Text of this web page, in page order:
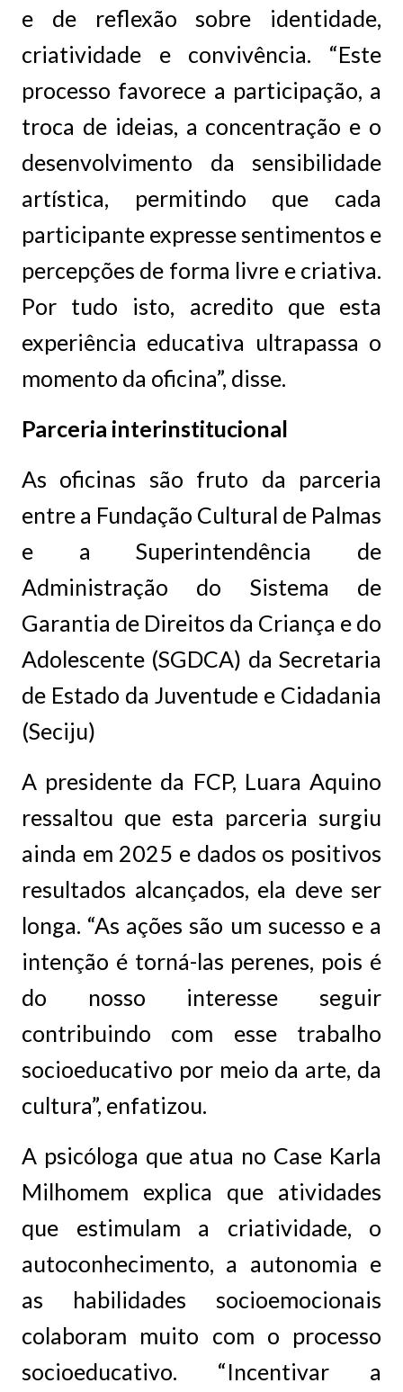
e de reflexão sobre identidade,
criatividade e convivência. “Este
processo favorece a participação, a
troca de ideias, a concentração e o
desenvolvimento da sensibilidade
artística, permitindo que cada
participante expresse sentimentos e
percepções de forma livre e criativa.
Por tudo isto, acredito que esta
experiência educativa ultrapassa o
momento da oficina”, disse.
Parceria interinstitucional
As oficinas são fruto da parceria
entre a Fundação Cultural de Palmas
e a Superintendência de
Administração do Sistema de
Garantia de Direitos da Criança e do
Adolescente (SGDCA) da Secretaria
de Estado da Juventude e Cidadania
(Seciju)
A presidente da FCP, Luara Aquino
ressaltou que esta parceria surgiu
ainda em 2025 e dados os positivos
resultados alcançados, ela deve ser
longa. “As ações são um sucesso e a
intenção é torná-las perenes, pois é
do nosso interesse seguir
contribuindo com esse trabalho
socioeducativo por meio da arte, da
cultura”, enfatizou.
A psicóloga que atua no Case Karla
Milhomem explica que atividades
que estimulam a criatividade, o
autoconhecimento, a autonomia e
as habilidades socioemocionais
colaboram muito com o processo
socioeducativo. “Incentivar a